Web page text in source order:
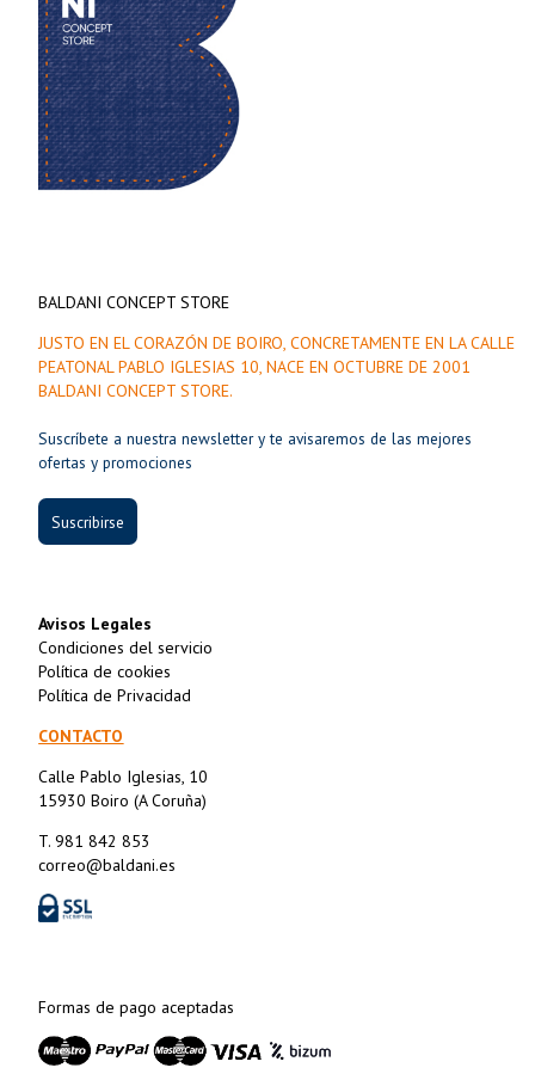
BALDANI CONCEPT STORE
JUSTO EN EL CORAZÓN DE BOIRO, CONCRETAMENTE EN LA CALLE
PEATONAL PABLO IGLESIAS 10, NACE EN OCTUBRE DE 2001
BALDANI CONCEPT STORE.
Suscríbete a nuestra newsletter y te avisaremos de las mejores
ofertas y promociones
Suscribirse
Avisos Legales
Condiciones del servicio
Política de cookies
Política de Privacidad
CONTACTO
Calle Pablo Iglesias, 10
15930 Boiro (A Coruña)
T. 981 842 853
correo@baldani.es
Formas de pago aceptadas